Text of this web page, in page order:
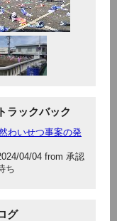
ラックバック
わいせつ事案の発
04/04 from 承認
ち
グ